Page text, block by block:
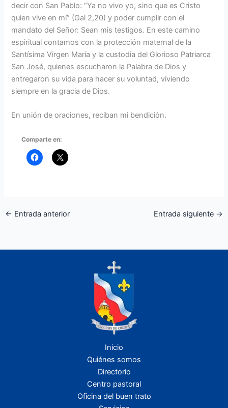
decir con San Pablo: “Ya no vivo yo, sino que es Cristo
quien vive en mí” (Gal 2,20) y poder cumplir con el
mandato del Señor: Sean mis testigos. En este camino
espiritual contamos con la protección maternal de la
Santísima Virgen María y la custodia del Glorioso Patriarca
San José, quienes escucharon la Palabra de Dios y
entregaron su vida para hacer su voluntad, viviendo
siempre en la gracia de Dios.
En unión de oraciones, reciban mi bendición.
Comparte en:
← Entrada anterior Entrada siguiente →
Inicio
Quiénes somos
Directorio
Centro pastoral
Oficina del buen trato